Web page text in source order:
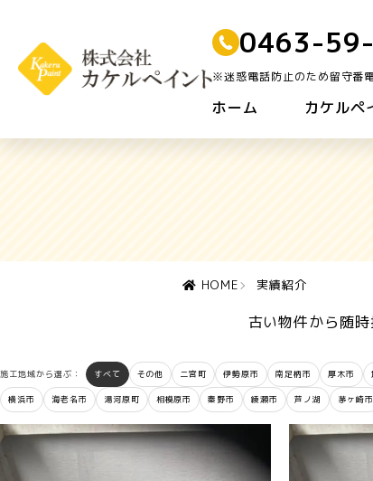
0463-
※迷惑電話防止のため留守番
ホーム カケルペ
HOME 実績紹介
古い物件から随
施工地域から選ぶ： すべて その他 二宮町 伊勢原市 南足柄市 厚木市
横浜市 海老名市 湯河原町 相模原市 秦野市 綾瀬市 芦ノ湖 茅ヶ崎市